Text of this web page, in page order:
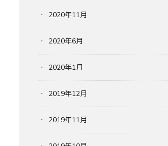
2020年11月
2020年6月
2020年1月
2019年12月
2019年11月